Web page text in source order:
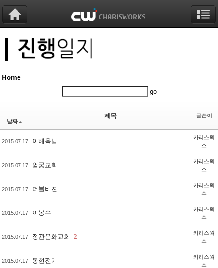
Home
go
날짜
제목 글쓴이
2015.07.17 이해욱님
카리스웍
스
2015.07.17 엄궁교회
카리스웍
스
2015.07.17 더블비젼
카리스웍
스
2015.07.17 이봉수
카리스웍
스
2015.07.17 정관운화교회 2
카리스웍
스
2015.07.17 동현전기
카리스웍
스